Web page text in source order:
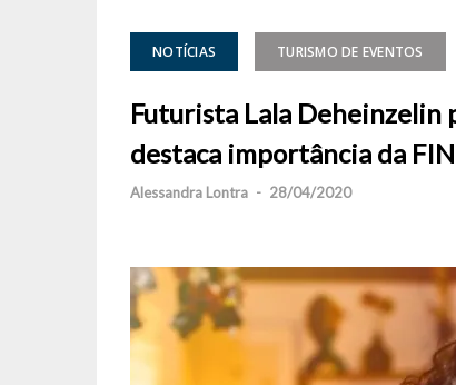
NOTÍCIAS TURISMO DE EVENTOS
Futurista Lala Deheinzelin
destaca importância da
Alessandra Lontra - 28/04/2020